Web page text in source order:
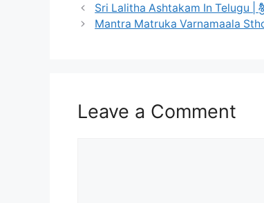
Sri Lalitha Ashtakam In Telugu |
Mantra Matruka Varnamaala
Leave a Comment